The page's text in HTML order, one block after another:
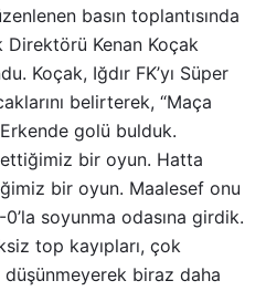
basın toplantısında
Direktörü Kenan Koçak
Koçak, Iğdır FK’yı Süper
belirterek, “Maça
golü bulduk.
bir oyun. Hatta
bir oyun. Maalesef onu
soyunma odasına girdik.
top kayıpları, çok
biraz daha